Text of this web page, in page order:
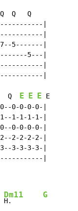
Q   Q
|
|
5-------|
5---|
|
|
Q
E E E E
0-0-0-0-|
1-1-1-1-|
0-0-0-0-|
2-2-2-2-|
3-3-3-3-|
|
Dm11
H.
G